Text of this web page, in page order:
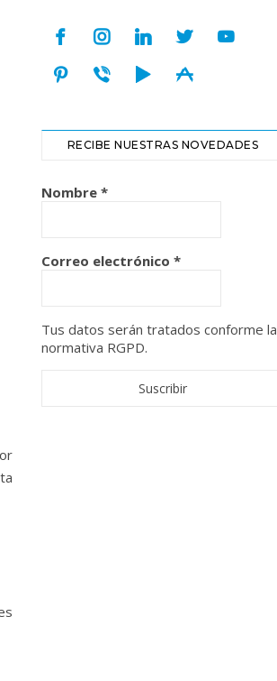
facebookinstagramlinkedintwitteryoutube
pinterest
viber play appstore
RECIBE NUESTRAS NOVEDADES
Nombre *
Correo electrónico *
Tus datos serán tratados conforme la
normativa RGPD.